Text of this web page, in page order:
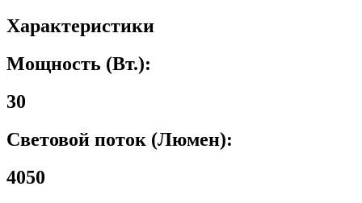
Характеристики
Мощность (Вт.):
30
Световой поток (Люмен):
4050